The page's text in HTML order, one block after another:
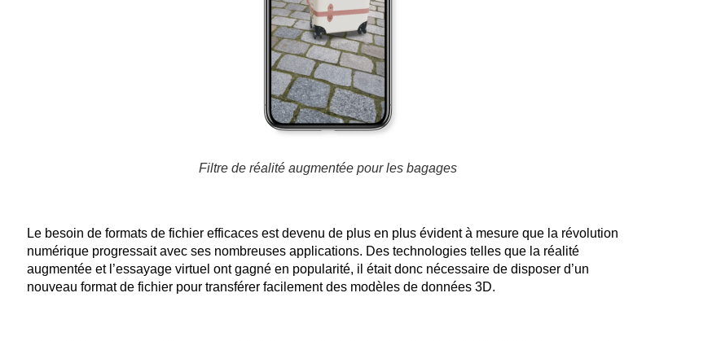
Filtre de réalité augmentée pour les bagages
Le besoin de formats de fichier efficaces est devenu de plus en plus évident à mesure que la révolution
numérique progressait avec ses nombreuses applications. Des technologies telles que la réalité
augmentée et l’essayage virtuel ont gagné en popularité, il était donc nécessaire de disposer d’un
nouveau format de fichier pour transférer facilement des modèles de données 3D.